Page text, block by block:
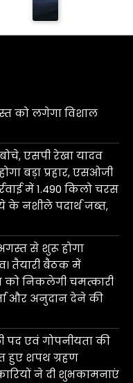
को लगेगा विशाल
एसपी रेखा यादव
बड़ा प्रहार, एसओजी
में 1.490 किलो चरस
के नशीले पदार्थ जब्त,
से शुरू होगा
तैयारी बैठक में
निकलेगी चमत्कारी
और अनुदान देने की
पद एवं गोपनीयता की
हुए शपथ ग्रहण
ने दी शुभकामनाएं